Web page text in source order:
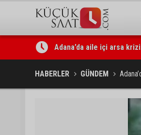
Adana’da aile içi arsa
Uluslararası Adana Altın
HABERLER GÜNDEM